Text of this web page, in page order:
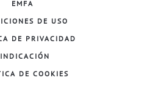
EMFA
DE USO
DE PRIVACIDAD
DE COOKIES